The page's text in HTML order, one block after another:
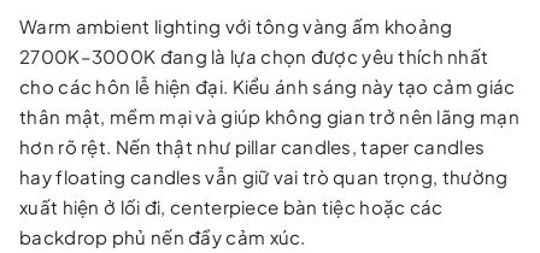
Warm ambient lighting với tông vàng ấm khoảng
2700K–3000K đang là lựa chọn được yêu thích nhất
cho các hôn lễ hiện đại. Kiểu ánh sáng này tạo cảm giác
thân mật, mềm mại và giúp không gian trở nên lãng mạn
hơn rõ rệt. Nến thật như pillar candles, taper candles
hay floating candles vẫn giữ vai trò quan trọng, thường
xuất hiện ở lối đi, centerpiece bàn tiệc hoặc các
backdrop phủ nến đầy cảm xúc.